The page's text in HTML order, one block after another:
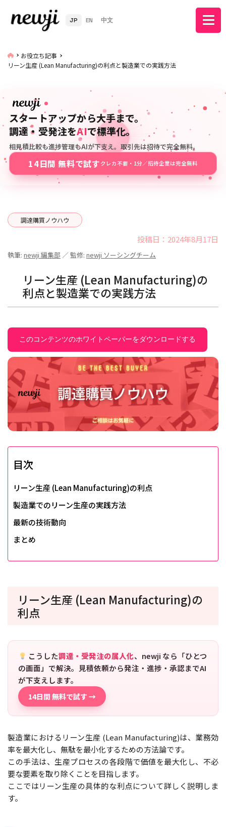
JP EN 中文
お役立ち記事
リーン生産 (Lean Manufacturing)の利点と製造業での実践方法
スタートアップから大手まで。
調達・受発注をAIで標準化。
相見積比較も進捗管理もAIが下支え。取引先は招待で完全無料。
14日間 無料で試す クレカ不要・1分／招待企業は完全無料
調達購買ノウハウ
投稿日：2024年8月17日
執筆: newji 編集部 ／ 監修: newji ソーシングチーム
リーン生産 (Lean Manufacturing)の
利点と製造業での実践方法
このコンテンツのホワイトペーパーをダウンロードする
目次
リーン生産 (Lean Manufacturing)の利点
製造業でのリーン生産の実践方法
最新の技術動向
まとめ
リーン生産 (Lean Manufacturing)の
利点
こうした調達・受発注の属人化、newji なら「ひとつ
の画面」で解決。見積依頼から発注・進捗・承認までAI
が下支えします。
14日間 無料で試す →
製造業におけるリーン生産 (Lean Manufacturing)は、業務効
率を最大化し、無駄を最小化するための方法論です。
この手法は、生産プロセスの各段階で価値を最大化し、不必
要な要素を取り除くことを目指します。
ここではリーン生産の具体的な利点について詳しく説明しま
す。